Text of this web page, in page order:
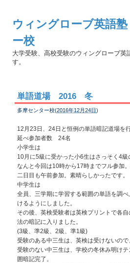
ウィングローブ英語
ー校
大学受験、高校受験のウィングローブ英
す。
単語道場 2016 冬
多摩センター校(2016年12月24日)
12月23日、24日と恒例の単語暗記道場を
延べ参加者数 24名
小学生は
10月に5級に受かった小6生はさっそく4級
なんと今回は10時から17時までフル参加
二日目も午前参加。素晴らしかったです。
中学生は
全員、三学期に学習する範囲の単語を調
けるようにしました。
その後、英検受験者は英検プリントで各
法の暗記に入りました。
(3級、準2級、2級、準1級)
受験のある中三生は、英検は受けないので
受験のない中三生は、学校の冬休み明け
囲暗記完了。